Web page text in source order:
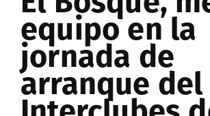
equipo en la
jornada de
arranque del